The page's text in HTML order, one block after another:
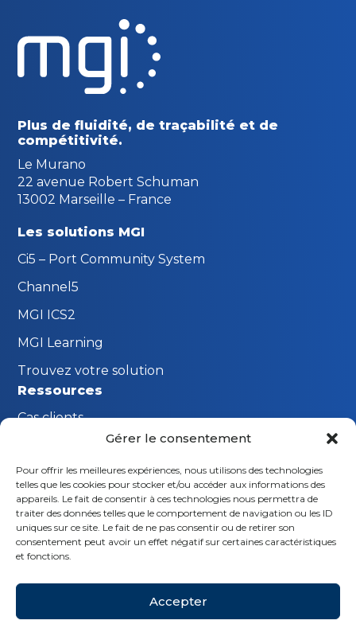
Gérer le consentement
Pour offrir les meilleures expériences, nous utilisons des technologies
telles que les cookies pour stocker et/ou accéder aux informations des
appareils. Le fait de consentir à ces technologies nous permettra de
traiter des données telles que le comportement de navigation ou les ID
uniques sur ce site. Le fait de ne pas consentir ou de retirer son
consentement peut avoir un effet négatif sur certaines caractéristiques
et fonctions.
Accepter
Plus de fluidité, de traçabilité et de
compétitivité.
Le Murano
22 avenue Robert Schuman
13002 Marseille – France
Les solutions MGI
Ci5 – Port Community System
Channel5
MGI ICS2
MGI Learning
Trouvez votre solution
Ressources
Cas clients
Innovations MGI
Restons en contact
Demande de démonstration
Nous contacter